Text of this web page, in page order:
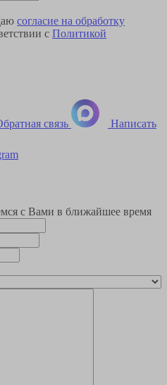
согласие на обработку
с Политикой
связь Написать
с Вами в ближайшее время